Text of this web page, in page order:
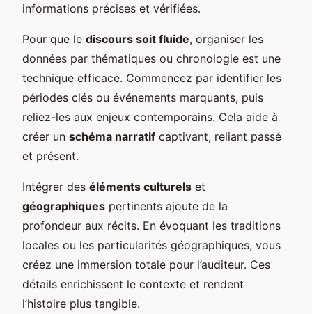
informations précises et vérifiées.
Pour que le discours soit fluide, organiser les
données par thématiques ou chronologie est une
technique efficace. Commencez par identifier les
périodes clés ou événements marquants, puis
reliez-les aux enjeux contemporains. Cela aide à
créer un schéma narratif captivant, reliant passé
et présent.
Intégrer des éléments culturels et
géographiques pertinents ajoute de la
profondeur aux récits. En évoquant les traditions
locales ou les particularités géographiques, vous
créez une immersion totale pour l’auditeur. Ces
détails enrichissent le contexte et rendent
l’histoire plus tangible.